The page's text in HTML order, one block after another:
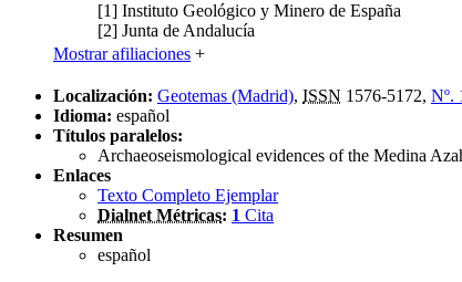
[1] Instituto Geológico y Minero de España
[2] Junta de Andalucía
Mostrar afiliaciones +
Localización: Geotemas (Madrid), ISSN 1576-5172, Nº.
Idioma: español
Títulos paralelos:
Archaeoseismological evidences of the Medina
Enlaces
Texto Completo Ejemplar
Dialnet Métricas: 1 Cita
Resumen
español